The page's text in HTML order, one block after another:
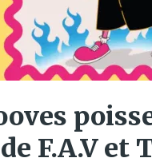
F.A.V et